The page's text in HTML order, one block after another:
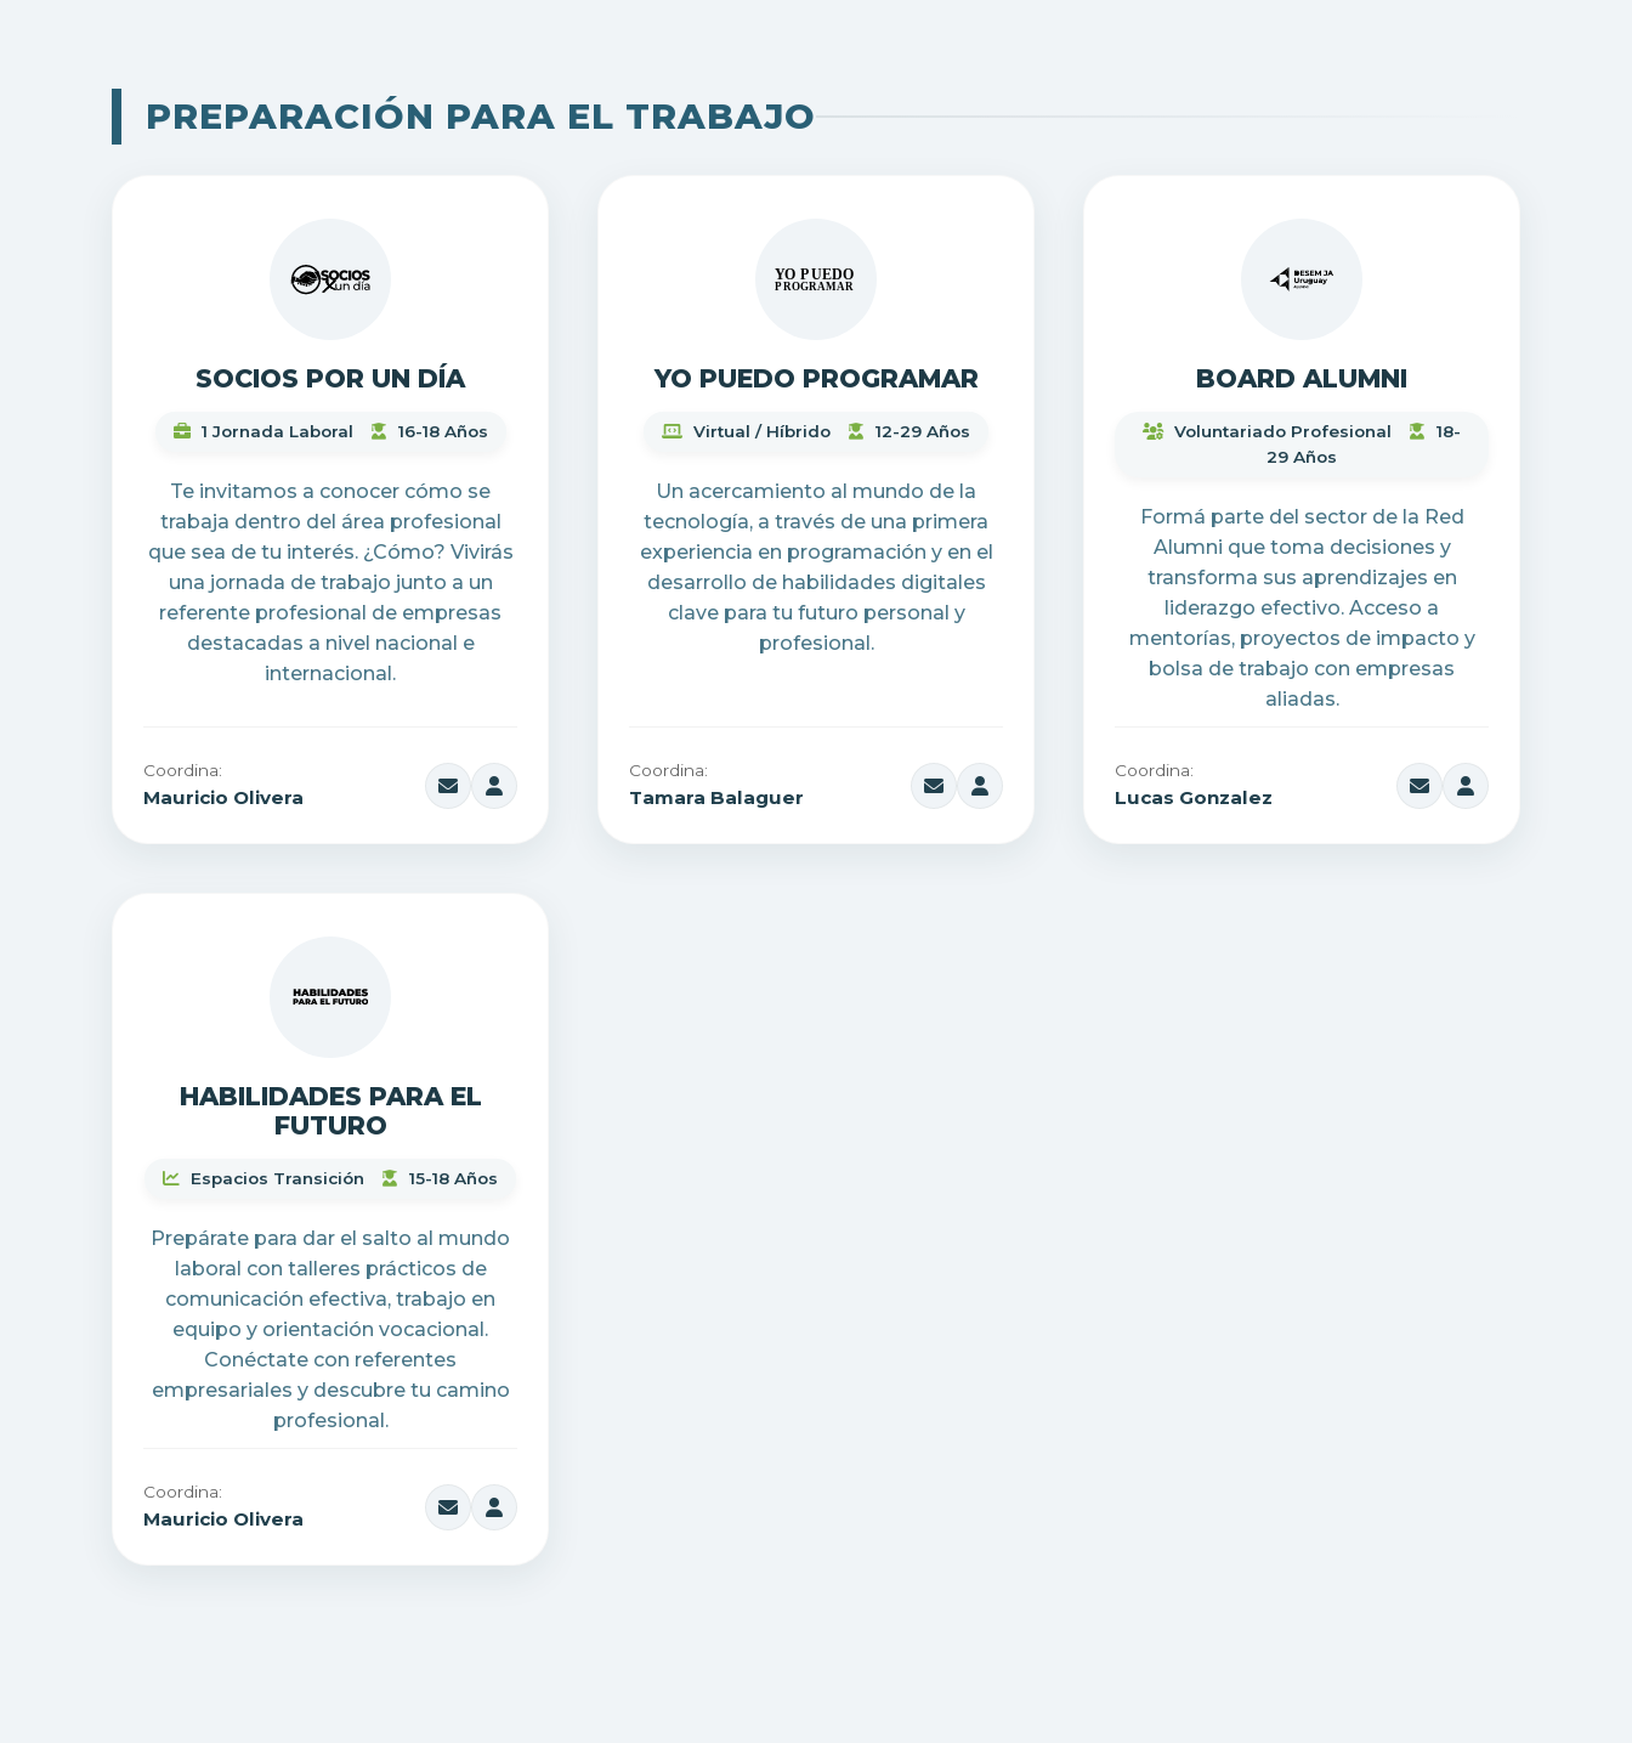
PREPARACIÓN PARA EL TRABAJO
SOCIOS POR UN DÍA
1 Jornada Laboral 16-18 Años
Te invitamos a conocer cómo se
trabaja dentro del área profesional
que sea de tu interés. ¿Cómo? Vivirás
una jornada de trabajo junto a un
referente profesional de empresas
destacadas a nivel nacional e
internacional.
Coordina:
Mauricio Olivera
YO PUEDO PROGRAMAR
Virtual / Híbrido 12-29 Años
Un acercamiento al mundo de la
tecnología, a través de una primera
experiencia en programación y en el
desarrollo de habilidades digitales
clave para tu futuro personal y
profesional.
Coordina:
Tamara Balaguer
BOARD ALUMNI
Voluntariado Profesional
18-
29 Años
Formá parte del sector de la Red
Alumni que toma decisiones y
transforma sus aprendizajes en
liderazgo efectivo. Acceso a
mentorías, proyectos de impacto y
bolsa de trabajo con empresas
aliadas.
Coordina:
Lucas Gonzalez
HABILIDADES PARA EL
FUTURO
Espacios Transición 15-18 Años
Prepárate para dar el salto al mundo
laboral con talleres prácticos de
comunicación efectiva, trabajo en
equipo y orientación vocacional.
Conéctate con referentes
empresariales y descubre tu camino
profesional.
Coordina:
Mauricio Olivera